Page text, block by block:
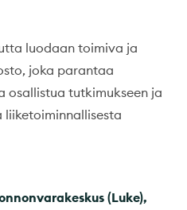
luodaan toimiva ja
joka parantaa
osallistua tutkimukseen ja
(Luke),